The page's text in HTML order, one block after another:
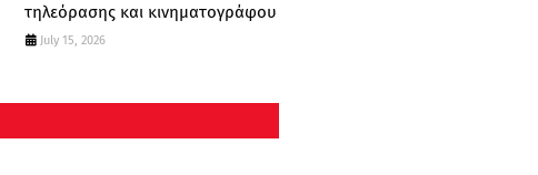
τηλεόρασης και κινηματογράφου
July 15, 2026